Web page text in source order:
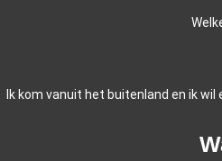
Ik kom vanuit het buitenland en ik